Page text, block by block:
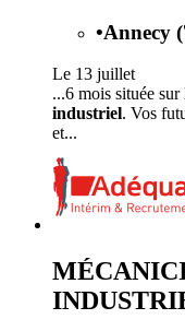
•Annecy
Le 13 juillet
...6 mois située
industriel. Vos
et...